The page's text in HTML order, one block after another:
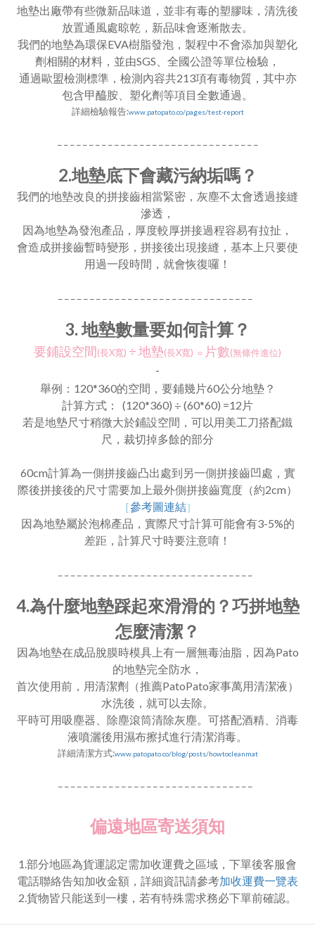
地墊出廠帶有些微新品味道，並非有毒的塑膠味，清洗後
放置通風處晾乾，新品味會逐漸散去。
我們的地墊為環保EVA樹脂發泡，製程中不會添加與塑化
劑相關的材料，並由SGS、全國公證等單位檢驗，
通過歐盟檢測標準，檢測內容共213項有毒物質，其中亦
包含甲醯胺、塑化劑等項目全數通過。
詳細檢驗報告:www.patopato.co/pages/test-report
2.地墊底下會藏污納垢嗎？
我們的地墊改良的拼接齒相當緊密，灰塵不太會透過接縫
滲透，
因為地墊為發泡產品，厚度較厚拼接過程容易有拉扯，
會造成拼接齒暫時變形，拼接後出現接縫，基本上只要使
用過一段時間，就會恢復囉！
3. 地墊數量要如何計算？
要鋪設空間(長X寬) ÷地墊(長X寬) ＝ 片數(無條件進位)
-
舉例：120*360的空間，要鋪幾片60公分地墊？
計算方式： (120*360) ÷ (60*60) =12片
若是地墊尺寸稍微大於鋪設空間，可以用美工刀搭配鐵
尺，裁切掉多餘的部分
60cm計算為一側拼接齒凸出處到另一側拼接齒凹處，實
際後拼接後的尺寸需要加上最外側拼接齒寬度（約2cm）
［參考圖連結］
因為地墊屬於泡棉產品，實際尺寸計算可能會有3-5%的
差距，計算尺寸時要注意唷！
4.為什麼地墊踩起來滑滑的？巧拼地墊
怎麼清潔？
因為地墊在成品脫膜時模具上有一層無毒油脂，因為Pato
的地墊完全防水，
首次使用前，用清潔劑（推薦PatoPato家事萬用清潔液）
水洗後，就可以去除。
平時可用吸塵器、除塵滾筒清除灰塵。可搭配酒精、消毒
液噴灑後用濕布擦拭進行清潔消毒。
詳細清潔方式:www.patopato.co/blog/posts/howtocleanmat
偏遠地區寄送須知
1.部分地區為貨運認定需加收運費之區域，下單後客服會
電話聯絡告知加收金額，詳細資訊請參考加收運費一覽表
2.貨物皆只能送到一樓，若有特殊需求務必下單前確認。